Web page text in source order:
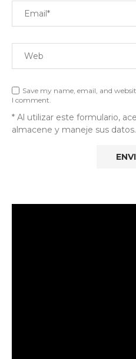
Save my name, email, and
I comment.
* Al utilizar este formulario,
almacene y maneje sus datos.